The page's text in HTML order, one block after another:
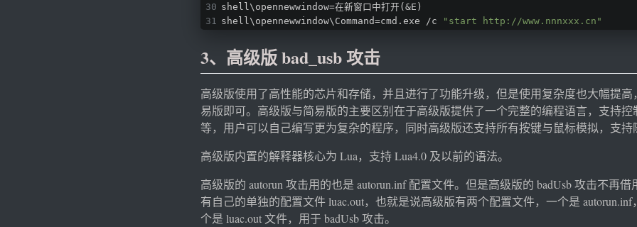
shell\opennewwindow=在新窗口中打开(&E)
shell\opennewwindow\Command=cmd.exe /c
"start http://www.nnnxxx.cn"
3、高级版 bad_usb 攻击
高级版使用了高性能的芯片和存储，并且进行了功能升级，但是使用复杂度也大幅提
易版即可。高级版与简易版的主要区别在于高级版提供了一个完整的编程语言，支持
等，用户可以自己编写更为复杂的程序，同时高级版还支持所有按键与鼠标模拟，支
高级版内置的解释器核心为 Lua，支持 Lua4.0 及以前的语法。
高级版的 autorun 攻击用的也是 autorun.inf 配置文件。但是高级版的 badUsb 攻击不再借
有自己的单独的配置文件 luac.out，也就是说高级版有两个配置文件，一个是 autorun.inf
个是 luac.out 文件，用于 badUsb 攻击。